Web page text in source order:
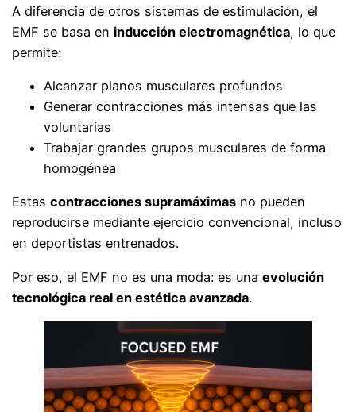
A diferencia de otros sistemas de estimulación, el
EMF se basa en inducción electromagnética, lo que
permite:
Alcanzar planos musculares profundos
Generar contracciones más intensas que las
voluntarias
Trabajar grandes grupos musculares de forma
homogénea
Estascontracciones supramáximas no pueden
reproducirse mediante ejercicio convencional, incluso
en deportistas entrenados.
Por eso, el EMF no es una moda: es unaevolución
tecnológica real en estética avanzada.